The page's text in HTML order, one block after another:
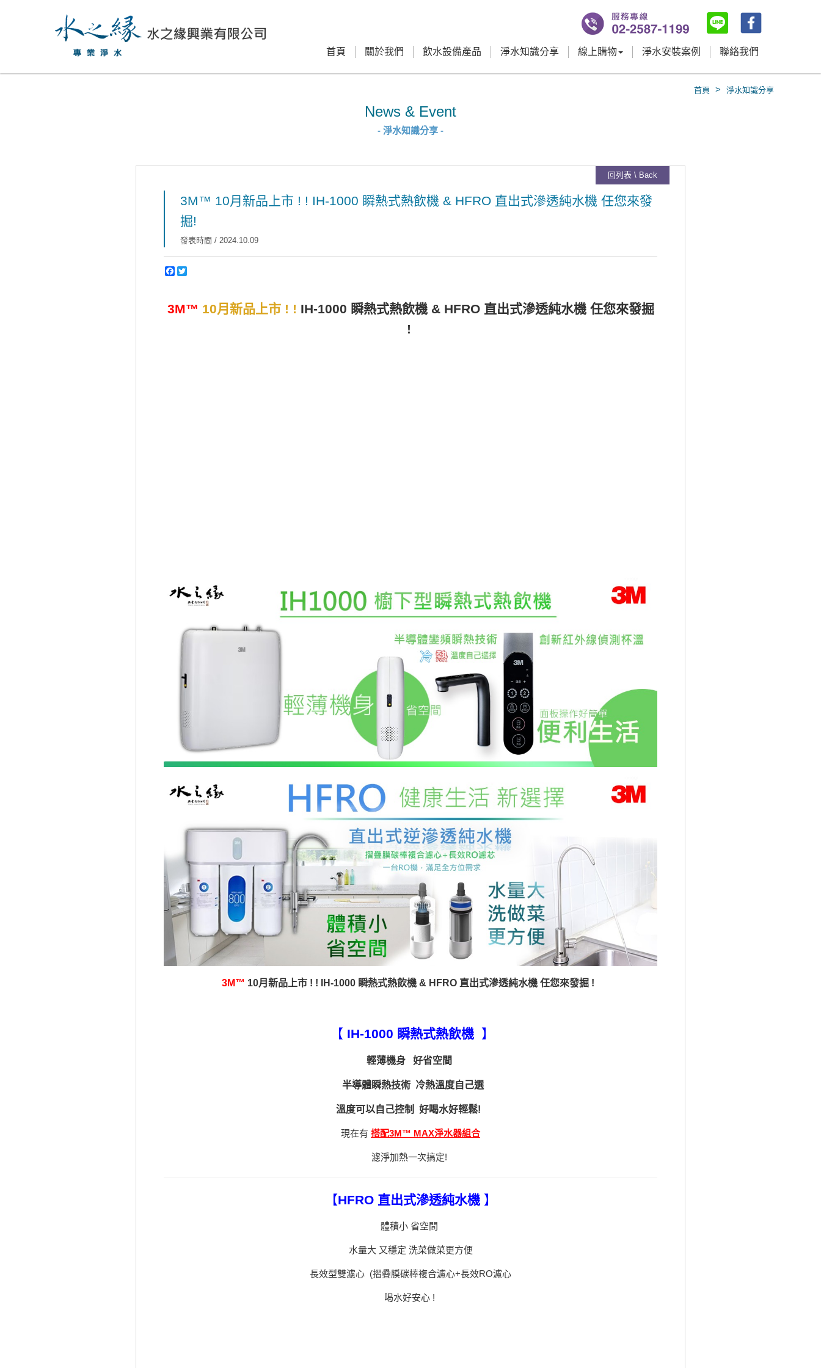
首頁 關於我們 飲水設備產品 淨水知識分享 線上購物 淨水安裝案例 聯絡我們
首頁 > 淨水知識分享
News & Event
- 淨水知識分享 -
3M™ 10月新品上市 ! ! IH-1000 瞬熱式熱飲機 & HFRO 直出式滲透純水機 任您來發
掘!
發表時間 / 2024.10.09
3M™ 10月新品上市 ! ! IH-1000 瞬熱式熱飲機 & HFRO 直出式滲透純水機 任您來發掘
!
3M™ 10月新品上市 ! ! IH-1000 瞬熱式熱飲機 & HFRO 直出式滲透純水機 任您來發掘 !
【 IH-1000 瞬熱式熱飲機 】
輕薄機身 好省空間
半導體瞬熱技術 冷熱溫度自己選
溫度可以自己控制 好喝水好輕鬆!
現在有 搭配3M™ MAX淨水器組合
濾淨加熱一次搞定!
【HFRO 直出式滲透純水機 】
體積小 省空間
水量大 又穩定 洗菜做菜更方便
長效型雙濾心 (摺疊膜碳棒複合濾心+長效RO濾心
喝水好安心 !
回列表 \ Back